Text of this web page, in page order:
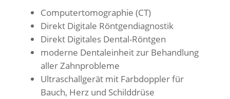
Computertomographie (CT)
Direkt Digitale Röntgendiagnostik
Direkt Digitales Dental-Röntgen
moderne Dentaleinheit zur Behandlung
aller Zahnprobleme
Ultraschallgerät mit Farbdoppler für
Bauch, Herz und Schilddrüse